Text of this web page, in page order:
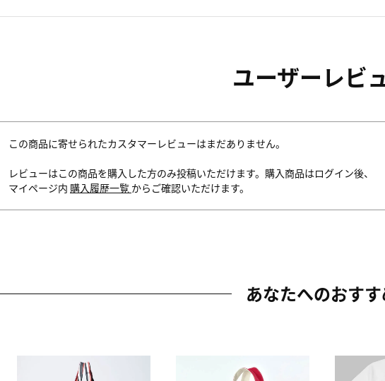
ユーザーレビ
この商品に寄せられたカスタマーレビューはまだありません。
レビューはこの商品を購入した方のみ投稿いただけます。購入商品はログイン後、
マイページ内 購入履歴一覧 からご確認いただけます。
あなたへのおす